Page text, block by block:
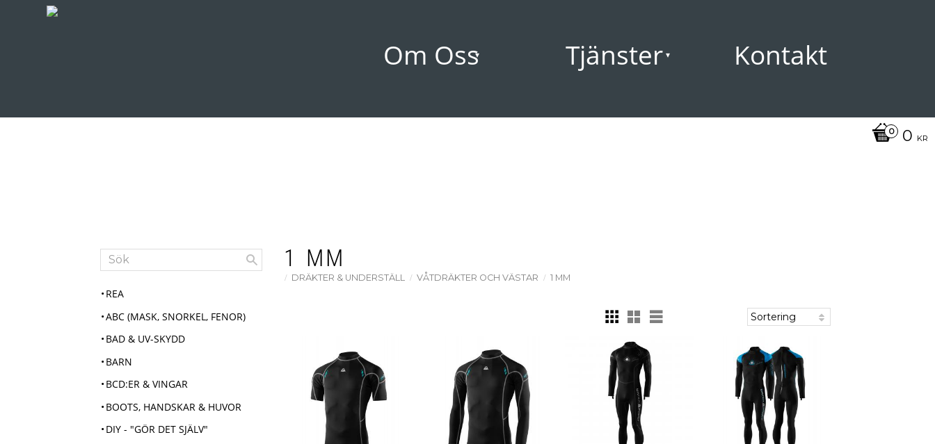
Om Oss Tjänster Kontakt
0 KR
1 MM
DRÄKTER & UNDERSTÄLL VÅTDRÄKTER OCH VÄSTAR 1 MM
REA
ABC (MASK, SNORKEL, FENOR)
BAD & UV-SKYDD
BARN
BCD:ER & VINGAR
BOOTS, HANDSKAR & HUVOR
DIY - "GÖR DET SJÄLV"